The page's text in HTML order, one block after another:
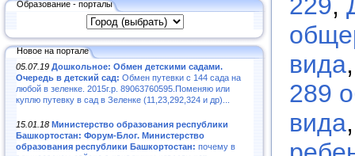
Образование - порталы
Новое на портале
05.07.19 Дошкольное: Обмен детскими садами.
Очередь в детский сад: Обмен путевки с 144 сада на
любой в зеленке. 2015г.р. 89063760595.Поменяю или
куплю путевку в сад в Зеленке (11,23,292,324 и др)...
15.01.18 Министерство образования республики
Башкортостан: Форум-Блог. Министерство
образования республики Башкортостан: почему в
229,
вида
289
вида